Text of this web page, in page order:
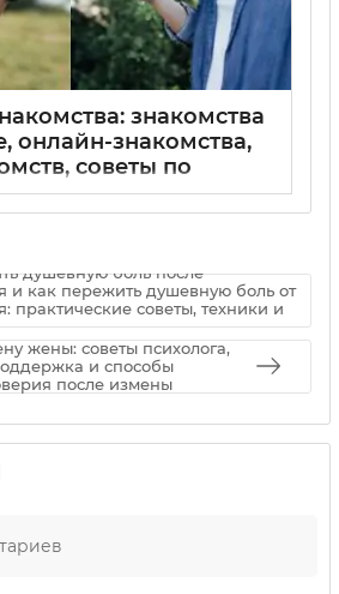
знакомства
онлайн-знакомства,
советы по
в интернете,
0
душевную боль после
и как пережить душевную боль от
практические советы, техники и
жены: советы психолога,
и способы
после измены